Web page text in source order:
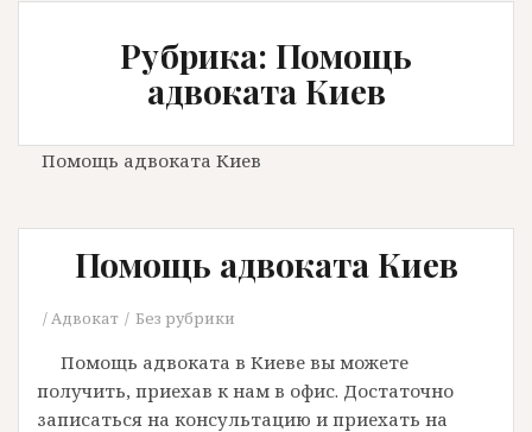
Рубрика: Помощь
адвоката Киев
Помощь адвоката Киев
Помощь адвоката Киев
Адвокат Без рубрики
Помощь адвоката в Киеве вы можете
получить, приехав к нам в офис. Достаточно
записаться на консультацию и приехать на